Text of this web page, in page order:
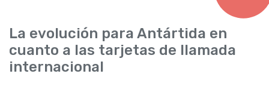
La evolución para Antártida en
cuanto a las tarjetas de llamada
internacional